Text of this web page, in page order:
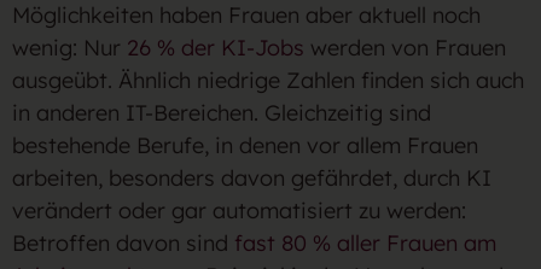
Möglichkeiten haben Frauen aber aktuell noch
wenig: Nur 26 % der KI-Jobs werden von Frauen
ausgeübt. Ähnlich niedrige Zahlen finden sich auch
in anderen IT-Bereichen. Gleichzeitig sind
bestehende Berufe, in denen vor allem Frauen
arbeiten, besonders davon gefährdet, durch KI
verändert oder gar automatisiert zu werden:
Betroffen davon sind fast 80 % aller Frauen am